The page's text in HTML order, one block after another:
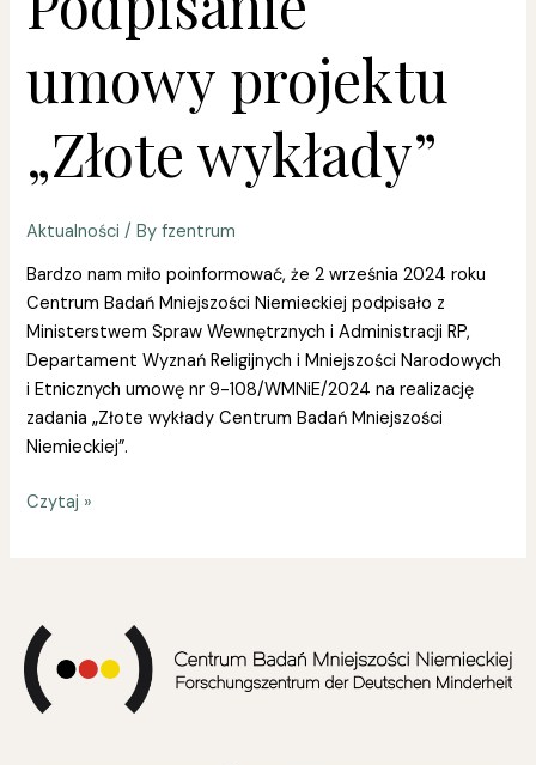
umowy projektu
„Złote wykłady”
Aktualności / Byfzentrum
Bardzo nam miło poinformować, że 2 września 2024 roku
Centrum Badań Mniejszości Niemieckiej podpisało z
Ministerstwem Spraw Wewnętrznych i Administracji RP,
Departament Wyznań Religijnych i Mniejszości Narodowych
i Etnicznych umowę nr 9-108/WMNiE/2024 na realizację
zadania „Złote wykłady Centrum Badań Mniejszości
Niemieckiej”.
Czytaj »